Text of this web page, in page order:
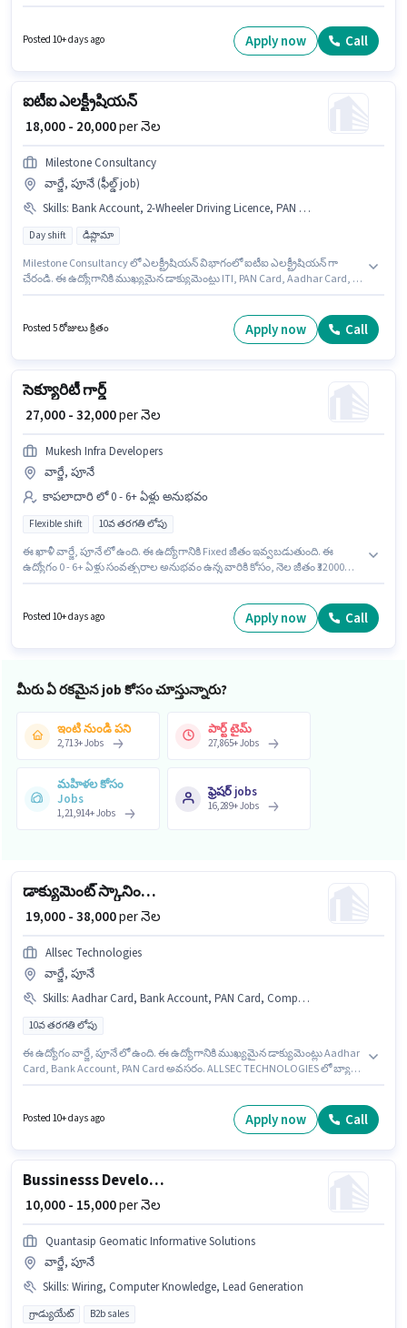
ఫీల్డ్ అమ్మకాలు విభాగంలో సేల్స్ ఎగ్జిక్యూటివ్ గా చేరండి. అదనపు Insurance, PF,
Medical Benefits లు ఉద్యోగ స్థాయి మరియు కంపెనీ పాలసీలపై ఆధారపడి
Posted 10+ days ago Apply now Call
ఐటీఐ ఎలక్ట్రీషియన్
₹ 18,000 - 20,000per నెల
Milestone Consultancy
వార్జే, పూనే (ఫీల్డ్ job)
Skills: Bank Account, 2-Wheeler Driving Licence, PAN Card, Bike, ITI, Aadhar Card
Day shift డిప్లొమా
Milestone Consultancy లో ఎలక్ట్రీషియన్ విభాగంలో ఐటీఐ ఎలక్ట్రీషియన్ గా
చేరండి. ఈ ఉద్యోగానికి ముఖ్యమైన డాక్యుమెంట్లు ITI, PAN Card, Aadhar Card, 2-
తప్పనిసరిగా డిప్లొమా డిగ్రీ/సర్టిఫికెట్ కలిగి ఉండాలి. ఈ ఉద్యోగంలో అదనపు
ప్రయోజనాలు PF, Accomodation, Medical Benefits ఉన్నాయి.
Posted 5 రోజులు క్రితం Apply now Call
సెక్యూరిటీ గార్డ్
₹ 27,000 - 32,000per నెల
Mukesh Infra Developers
వార్జే, పూనే
కాపలాదారి లో 0 - 6+ ఏళ్లు అనుభవం
Flexible shift 10వ తరగతి లోపు
ఈ ఖాళీ వార్జే, పూనే లో ఉంది. ఈ ఉద్యోగానికి Fixed జీతం ఇవ్వబడుతుంది. ఈ
ఉద్యోగం 0 - 6+ ఏళ్లు సంవత్సరాల అనుభవం ఉన్న వారికి కోసం, నెల జీతం ₹32000
అప్లై చేసుకోవచ్చు. Mukesh Infra Developers లో కాపలాదారి విభాగంలో సెక్యూరిటీ
Posted 10+ days ago Apply now Call
మీరు ఏ రకమైన job కోసం చూస్తున్నారు?
ఇంటి నుండి పని
2,713+Jobs
పార్ట్ టైమ్
27,865+Jobs
మహిళల కోసం
Jobs
1,21,914+Jobs
ఫ్రెషర్ jobs
16,289+Jobs
డాక్యుమెంట్ స్కానింగ్ (ఆఫీస్)
₹ 19,000 - 38,000per నెల
Allsec Technologies
వార్జే, పూనే
Skills: Aadhar Card, Bank Account, PAN Card, Computer Knowledge
10వ తరగతి లోపు
ఈ ఉద్యోగం వార్జే, పూనే లో ఉంది. ఈ ఉద్యోగానికి ముఖ్యమైన డాక్యుమెంట్లు Aadhar
Card, Bank Account, PAN Card అవసరం. ALLSEC TECHNOLOGIES లో బ్యాక్
ఉండాలి. ఈ ఉద్యోగం 0 - 1 ఏళ్లు సంవత్సరాల అనుభవం ఉన్న వారికి కోసం, నెల జీతం
₹38000 ఉంటుంది. అదనపు Cab, Medical Benefits, Insurance, Meal లు ఉద్యోగ
Posted 10+ days ago Apply now Call
Bussinesss Development Intern
₹ 10,000 - 15,000per నెల
Quantasip Geomatic Informative Solutions
వార్జే, పూనే
Skills: Wiring, Computer Knowledge, Lead Generation
గ్రాడ్యుయేట్ B2b sales